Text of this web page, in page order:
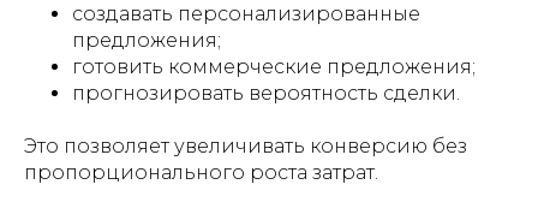
создавать персонализированные
предложения;
готовить коммерческие предложения;
прогнозировать вероятность сделки.
Это позволяет увеличивать конверсию без
пропорционального роста затрат.